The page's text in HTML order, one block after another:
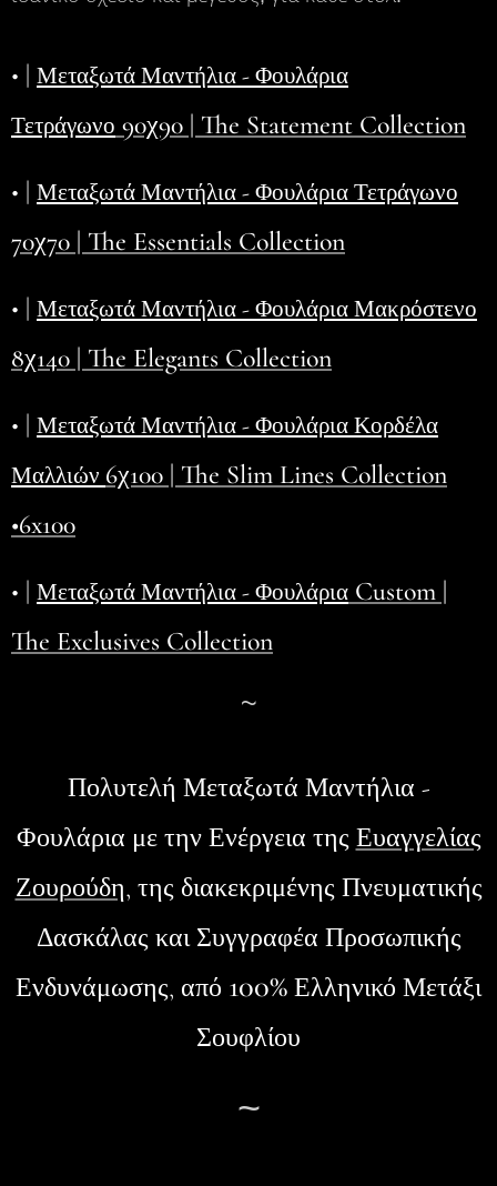
• | Μεταξωτά Μαντήλια - Φουλάρια
Τετράγωνο 90χ90 | The Statement Collection
• | Μεταξωτά Μαντήλια - Φουλάρια Τετράγωνο
70χ70 | The Essentials Collection
• | Μεταξωτά Μαντήλια - Φουλάρια Μακρόστενο
8χ140 | The Elegants Collection
• | Μεταξωτά Μαντήλια - Φουλάρια Κορδέλα
Μαλλιών 6χ100 | The Slim Lines Collection
•6x100
• | Μεταξωτά Μαντήλια - Φουλάρια Custom |
The Exclusives Collection
~
Πολυτελή Μεταξωτά Μαντήλια -
Φουλάρια με την Ενέργεια της Ευαγγελίας
Ζουρούδη, της διακεκριμένης Πνευματικής
Δασκάλας και Συγγραφέα Προσωπικής
Ενδυνάμωσης, από 100% Ελληνικό Μετάξι
Σουφλίου
~